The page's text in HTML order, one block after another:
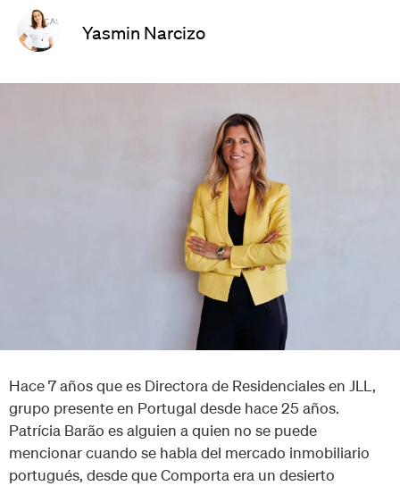
Yasmin Narcizo
Hace 7 años que es Directora de Residenciales en JLL,
grupo presente en Portugal desde hace 25 años.
Patrícia Barão es alguien a quien no se puede
mencionar cuando se habla del mercado inmobiliario
portugués, desde que Comporta era un desierto